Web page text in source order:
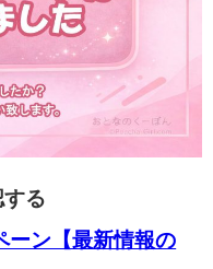
る
ーン【最新情報の